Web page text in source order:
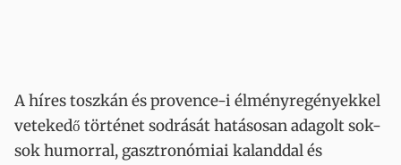
A híres toszkán és provence-i élményregényekkel
vetekedő történet sodrását hatásosan adagolt sok-
sok humorral, gasztronómiai kalanddal és